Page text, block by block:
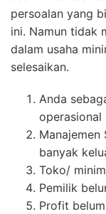
persoalan yang
ini. Namun tidak
dalam usaha
selesaikan.
Anda
operasional
Manajemen
banyak
Toko/
Pemilik
Profit